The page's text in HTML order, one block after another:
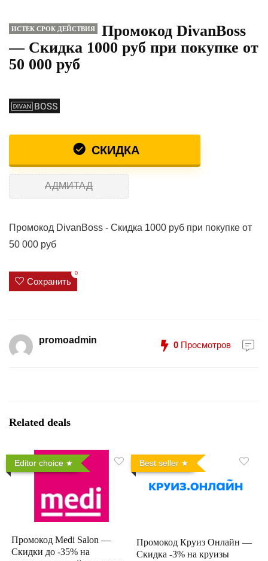
ИСТЕК СРОК ДЕЙСТВИЯ
Промокод DivanBoss
— Скидка 1000 руб при покупке от
50 000 руб
СКИДКА
АДМИТАД
Промокод DivanBoss - Скидка 1000 руб при покупке от
50 000 руб
Сохранить
0
promoadmin 0 Просмотров
Related deals
Editor choice
Промокод Medi Salon —
Скидки до -35% на
Best seller
Промокод Круиз Онлайн —
Скидка -3% на круизы